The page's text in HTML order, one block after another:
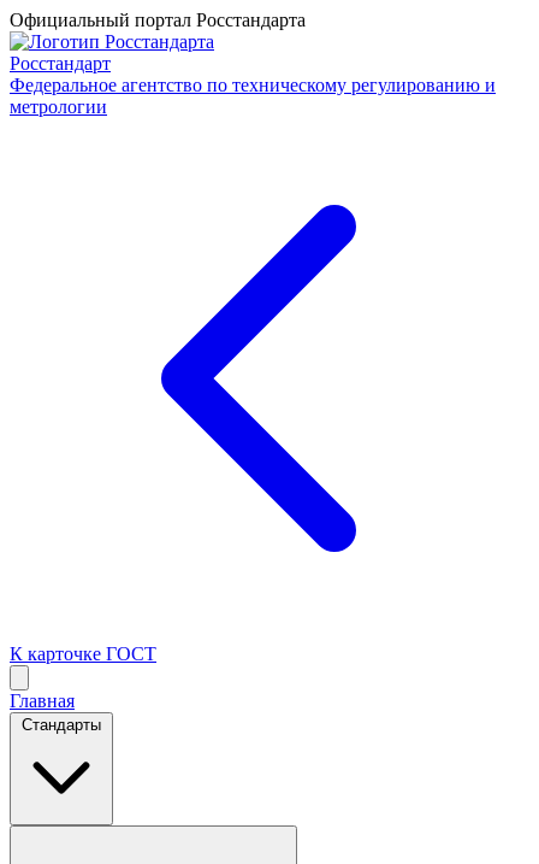
Официальный портал Росстандарта
Росстандарт
Федеральное агентство по техническому регулированию и
метрологии
К карточке ГОСТ
Главная
Стандарты